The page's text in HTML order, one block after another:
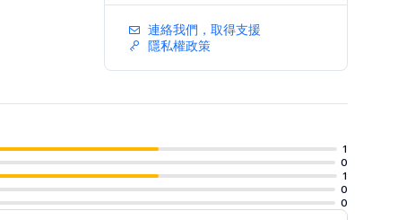
連絡我們，取得支援
隱私權政策
1
0
1
0
0